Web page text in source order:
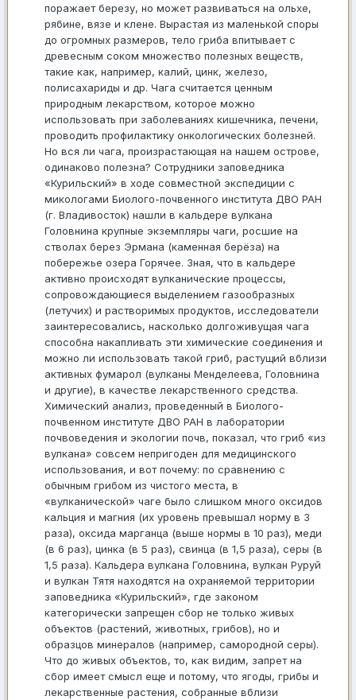
поражает березу, но может развиваться на ольхе,
рябине, вязе и клене. Вырастая из маленькой споры
до огромных размеров, тело гриба впитывает с
древесным соком множество полезных веществ,
такие как, например, калий, цинк, железо,
полисахариды и др. Чага считается ценным
природным лекарством, которое можно
использовать при заболеваниях кишечника, печени,
проводить профилактику онкологических болезней.
Но вся ли чага, произрастающая на нашем острове,
одинаково полезна? Сотрудники заповедника
«Курильский» в ходе совместной экспедиции с
микологами Биолого-почвенного института ДВО РАН
(г. Владивосток) нашли в кальдере вулкана
Головнина крупные экземпляры чаги, росшие на
стволах берез Эрмана (каменная берёза) на
побережье озера Горячее. Зная, что в кальдере
активно происходят вулканические процессы,
сопровождающиеся выделением газообразных
(летучих) и растворимых продуктов, исследователи
заинтересовались, насколько долгоживущая чага
способна накапливать эти химические соединения и
можно ли использовать такой гриб, растущий вблизи
активных фумарол (вулканы Менделеева, Головнина
и другие), в качестве лекарственного средства.
Химический анализ, проведенный в Биолого-
почвенном институте ДВО РАН в лаборатории
почвоведения и экологии почв, показал, что гриб «из
вулкана» совсем непригоден для медицинского
использования, и вот почему: по сравнению с
обычным грибом из чистого места, в
«вулканической» чаге было слишком много оксидов
кальция и магния (их уровень превышал норму в 3
раза), оксида марганца (выше нормы в 10 раз), меди
(в 6 раз), цинка (в 5 раз), свинца (в 1,5 раза), серы (в
1,5 раза). Кальдера вулкана Головнина, вулкан Руруй
и вулкан Тятя находятся на охраняемой территории
заповедника «Курильский», где законом
категорически запрещен сбор не только живых
объектов (растений, животных, грибов), но и
образцов минералов (например, самородной серы).
Что до живых объектов, то, как видим, запрет на
сбор имеет смысл еще и потому, что ягоды, грибы и
лекарственные растения, собранные вблизи